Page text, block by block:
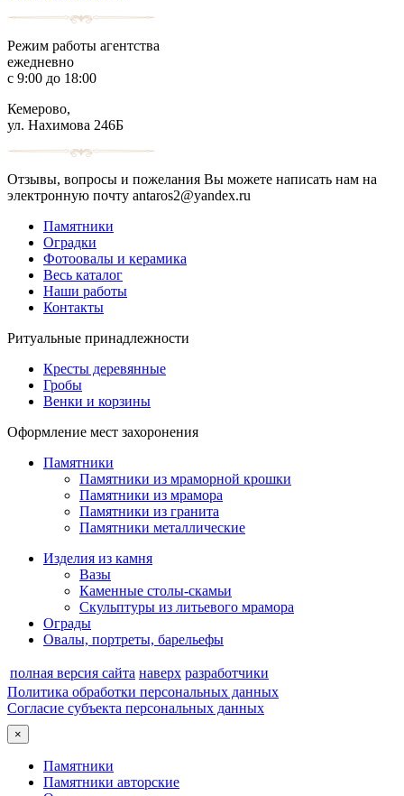
Режим работы агентства
ежедневно
с 9:00 до 18:00
Кемерово,
ул. Нахимова 246Б
Отзывы, вопросы и пожелания Вы можете написать нам на
электронную почту antaros2@yandex.ru
Памятники
Оградки
Фотоовалы и керамика
Весь каталог
Наши работы
Контакты
Ритуальные принадлежности
Кресты деревянные
Гробы
Венки и корзины
Оформление мест захоронения
Памятники
Памятники из мраморной крошки
Памятники из мрамора
Памятники из гранита
Памятники металлические
Изделия из камня
Вазы
Каменные столы-скамьи
Скульптуры из литьевого мрамора
Ограды
Овалы, портреты, барельефы
полная версия сайта наверх разработчики
Политика обработки персональных данных
Согласие субъекта персональных данных
×
Памятники
Памятники авторские